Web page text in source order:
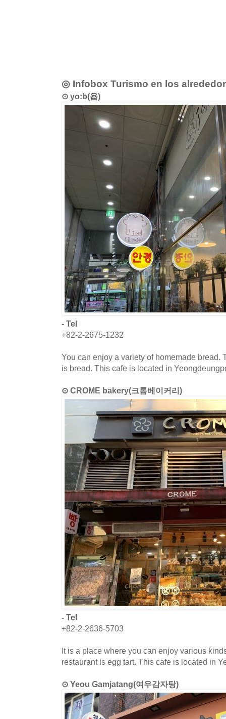
◎ Infobox Turismo en los
⊙ yo:b(욥)
- Tel
+82-2-2675-1232
You can enjoy a variety of homemade bread.
is bread. This cafe is located in
⊙ CROME bakery(크롬베이커리)
- Tel
+82-2-2636-5703
It is a place where you can enjoy various
restaurant is egg tart. This cafe is located in
⊙ Yeou Gamjatang(여우감자탕)